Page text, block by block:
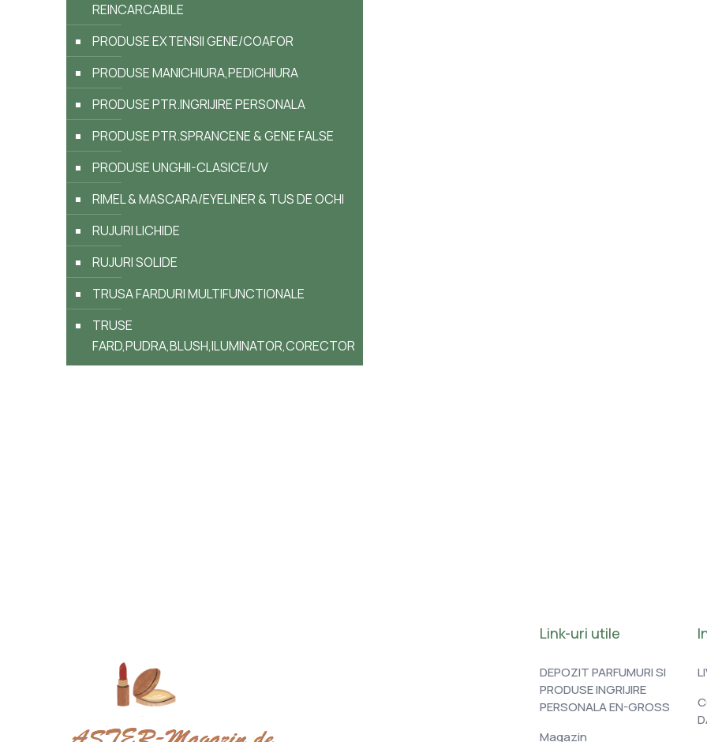
REINCARCABILE
PRODUSE EXTENSII GENE/COAFOR
PRODUSE MANICHIURA,PEDICHIURA
PRODUSE PTR.INGRIJIRE PERSONALA
PRODUSE PTR.SPRANCENE & GENE FALSE
PRODUSE UNGHII-CLASICE/UV
RIMEL & MASCARA/EYELINER & TUS DE OCHI
RUJURI LICHIDE
RUJURI SOLIDE
TRUSA FARDURI MULTIFUNCTIONALE
TRUSE
FARD,PUDRA,BLUSH,ILUMINATOR,CORECTOR
Link-uri utile
DEPOZIT PARFUMURI SI
PRODUSE INGRIJIRE
PERSONALA EN-GROSS
Magazin